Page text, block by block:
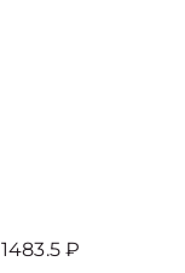
1483.5 ₽